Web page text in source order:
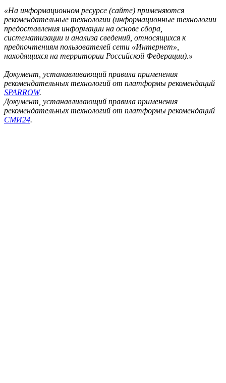
«На информационном ресурсе (сайте) применяются
рекомендательные технологии (информационные технологии
предоставления информации на основе сбора,
систематизации и анализа сведений, относящихся к
предпочтениям пользователей сети «Интернет»,
находящихся на территории Российской Федерации).»
Документ, устанавливающий правила применения
рекомендательных технологий от платформы рекомендаций
SPARROW.
Документ, устанавливающий правила применения
рекомендательных технологий от платформы рекомендаций
СМИ24.